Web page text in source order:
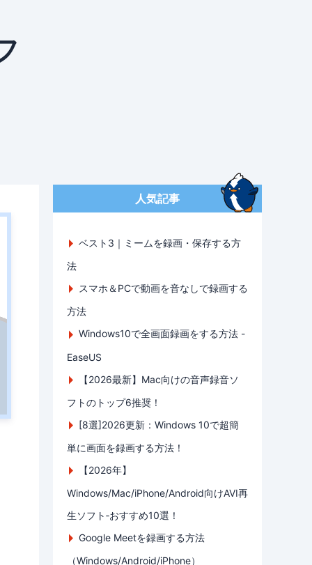
人気記事
ベスト3｜ミームを録画・保存する方
法
スマホ＆PCで動画を音なしで録画する
方法
Windows10で全画面録画をする方法 -
EaseUS
【2026最新】Mac向けの音声録音ソ
フトのトップ6推奨！
[8選]2026更新：Windows 10で超簡
単に画面を録画する方法！
【2026年】
Windows/Mac/iPhone/Android向けAVI再
生ソフト‐おすすめ10選！
Google Meetを録画する方法
（Windows/Android/iPhone）